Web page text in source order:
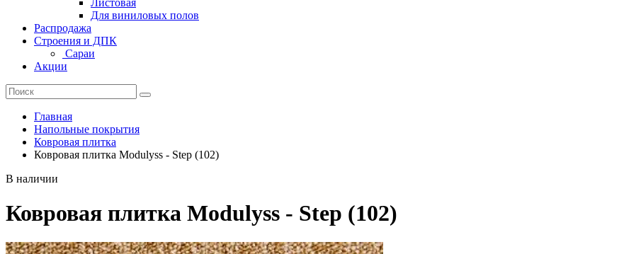
Для виниловых полов
Распродажа
Строения и ДПК
Сараи
Акции
Главная
Напольные покрытия
Ковровая плитка
Ковровая плитка Modulyss - Step (102)
В наличии
Ковровая плитка Modulyss - Step (102)